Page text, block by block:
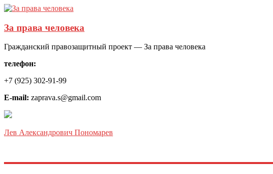
За права человека
Гражданский правозащитный проект — За права человека
телефон:
+7 (925) 302-91-99
E-mail: zaprava.s@gmail.com
Лев Александрович Пономарев